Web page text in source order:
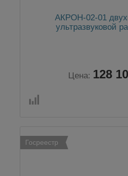
АКРОН-02-01
ультразвуковой
Цена: 128
Госреестр